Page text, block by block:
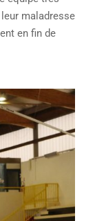
maladresse
en fin de